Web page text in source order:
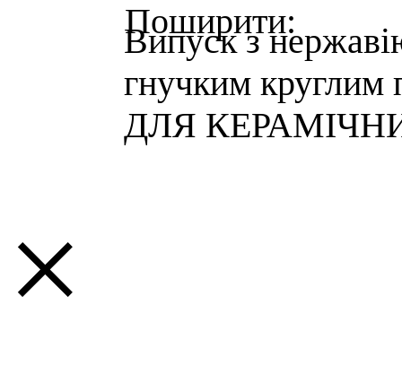
Випуск з
гнучким круглим
ДЛЯ
×